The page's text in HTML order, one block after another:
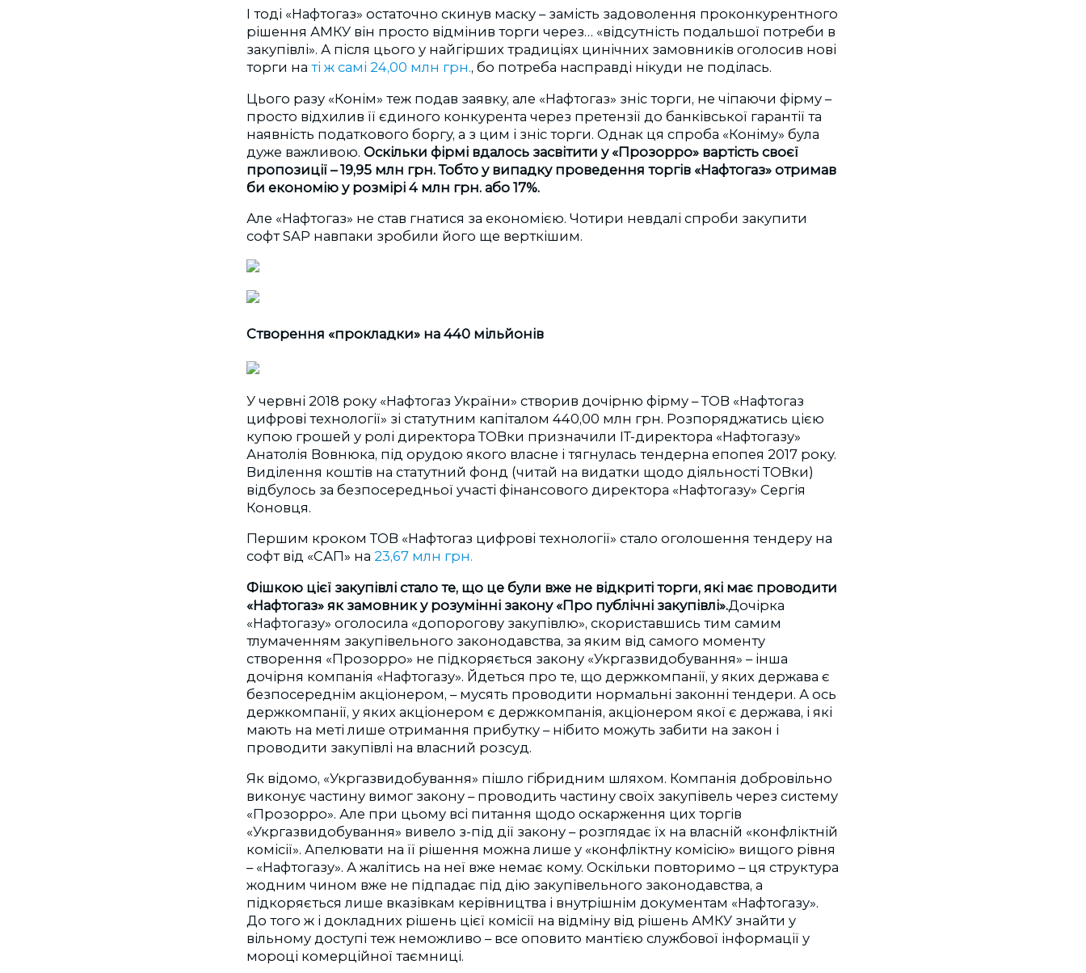
І тоді «Нафтогаз» остаточно скинув маску – замість задоволення проконкурентного
рішення АМКУ він просто відмінив торги через… «відсутність подальшої потреби в
закупівлі». А після цього у найгірших традиціях цинічних замовників оголосив нові
торги на ті ж самі 24,00 млн грн., бо потреба насправді нікуди не поділась.
Цього разу «Конім» теж подав заявку, але «Нафтогаз» зніс торги, не чіпаючи фірму –
просто відхилив її єдиного конкурента через претензії до банківської гарантії та
наявність податкового боргу, а з цим і зніс торги. Однак ця спроба «Коніму» була
дуже важливою. Оскільки фірмі вдалось засвітити у «Прозорро» вартість своєї
пропозиції – 19,95 млн грн. Тобто у випадку проведення торгів «Нафтогаз» отримав
би економію у розмірі 4 млн грн. або 17%.
Але «Нафтогаз» не став гнатися за економією. Чотири невдалі спроби закупити
софт SAP навпаки зробили його ще верткішим.
Створення «прокладки» на 440 мільйонів
У червні 2018 року «Нафтогаз України» створив дочірню фірму – ТОВ «Нафтогаз
цифрові технології» зі статутним капіталом 440,00 млн грн. Розпоряджатись цією
купою грошей у ролі директора ТОВки призначили ІТ-директора «Нафтогазу»
Анатолія Вовнюка, під орудою якого власне і тягнулась тендерна епопея 2017 року.
Виділення коштів на статутний фонд (читай на видатки щодо діяльності ТОВки)
відбулось за безпосередньої участі фінансового директора «Нафтогазу» Сергія
Коновця.
Першим кроком ТОВ «Нафтогаз цифрові технології» стало оголошення тендеру на
софт від «САП» на 23,67 млн грн.
Фішкою цієї закупівлі стало те, що це були вже не відкриті торги, які має проводити
«Нафтогаз» як замовник у розумінні закону «Про публічні закупівлі».Дочірка
«Нафтогазу» оголосила «допорогову закупівлю», скориставшись тим самим
тлумаченням закупівельного законодавства, за яким від самого моменту
створення «Прозорро» не підкоряється закону «Укргазвидобування» – інша
дочірня компанія «Нафтогазу». Йдеться про те, що держкомпанії, у яких держава є
безпосереднім акціонером, – мусять проводити нормальні законні тендери. А ось
держкомпанії, у яких акціонером є держкомпанія, акціонером якої є держава, і які
мають на меті лише отримання прибутку – нібито можуть забити на закон і
проводити закупівлі на власний розсуд.
Як відомо, «Укргазвидобування» пішло гібридним шляхом. Компанія добровільно
виконує частину вимог закону – проводить частину своїх закупівель через систему
«Прозорро». Але при цьому всі питання щодо оскарження цих торгів
«Укргазвидобування» вивело з-під дії закону – розглядає їх на власній «конфліктній
комісії». Апелювати на її рішення можна лише у «конфліктну комісію» вищого рівня
– «Нафтогазу». А жалітись на неї вже немає кому. Оскільки повторимо – ця структура
жодним чином вже не підпадає під дію закупівельного законодавства, а
підкоряється лише вказівкам керівництва і внутрішнім документам «Нафтогазу».
До того ж і докладних рішень цієї комісії на відміну від рішень АМКУ знайти у
вільному доступі теж неможливо – все оповито мантією службової інформації у
мороці комерційної таємниці.